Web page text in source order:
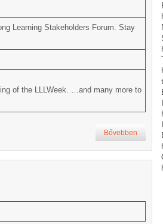
Learning Stakeholders Forum. Stay
of the LLLWeek. …and many more to
Bővebben